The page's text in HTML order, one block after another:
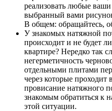
реализовать любые
выбранный вами
В общем: обращайтесь,
У знакомых натяжной
происходит и не будет
квартире? Нередко так
негерметичность
отдельными плитами
через которые
провисание натяжного
знакомым обратиться к
этой ситуации.